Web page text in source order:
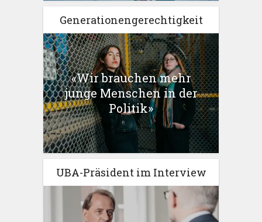
Generationengerechtigkeit
«Wir brauchen mehr
junge Menschen in der
Politik»
UBA-Präsident im Interview